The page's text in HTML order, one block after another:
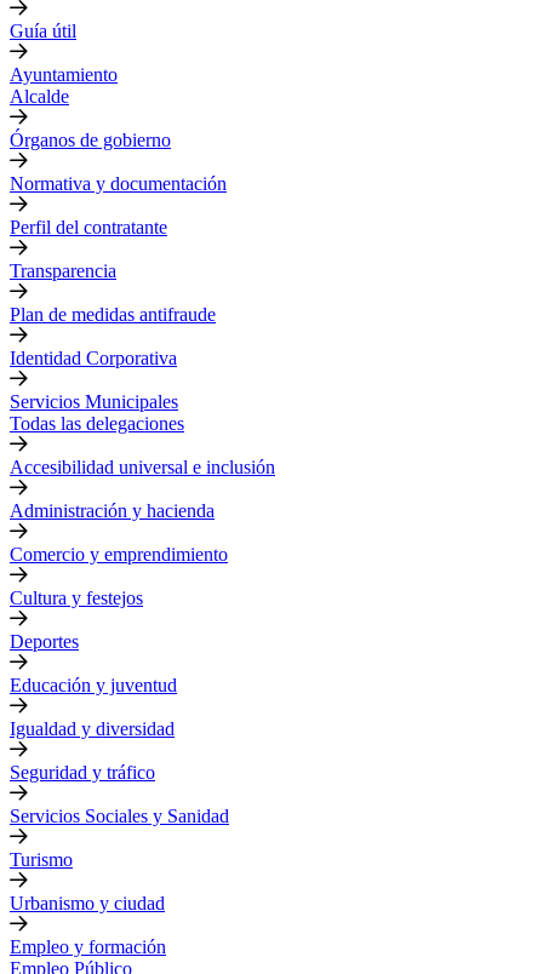
Guía útil
Ayuntamiento
Alcalde
Órganos de gobierno
Normativa y documentación
Perfil del contratante
Transparencia
Plan de medidas antifraude
Identidad Corporativa
Servicios Municipales
Todas las delegaciones
Accesibilidad universal e inclusión
Administración y hacienda
Comercio y emprendimiento
Cultura y festejos
Deportes
Educación y juventud
Igualdad y diversidad
Seguridad y tráfico
Servicios Sociales y Sanidad
Turismo
Urbanismo y ciudad
Empleo y formación
Empleo Público